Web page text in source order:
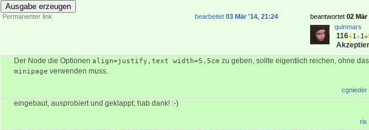
Ausgabe erzeugen
Permanenter link beantwortet 02 Mär
quinmars
116●1 ●1 ●
bearbeitet 03 Mär '14, 21:24
Der Node die Optionen align=justify,text width=5.5cm zu geben, sollte eigentlich reichen, ohne
minipage verwenden muss.
cgnieder
eingebaut, ausprobiert und geklappt; hab dank! :-)
rix